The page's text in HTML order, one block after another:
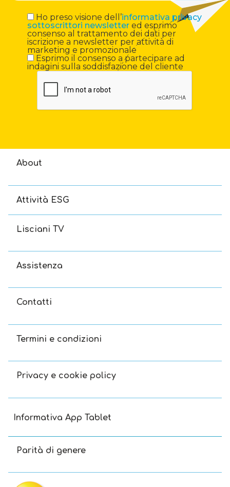
Ho preso visione dell’informativa privacy
sottoscrittori newslettered esprimo
consenso al trattamento dei dati per
iscrizione a newsletter per attività di
marketing e promozionale
Esprimo il consenso a partecipare ad
indagini sulla soddisfazione del cliente
About
Attività ESG
Lisciani TV
Assistenza
Contatti
Termini e condizioni
Privacy e cookie policy
Informativa App Tablet
Parità di genere